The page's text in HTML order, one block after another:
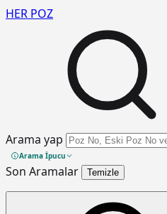
HER POZ
Arama yap
Arama İpucu
Son Aramalar Temizle